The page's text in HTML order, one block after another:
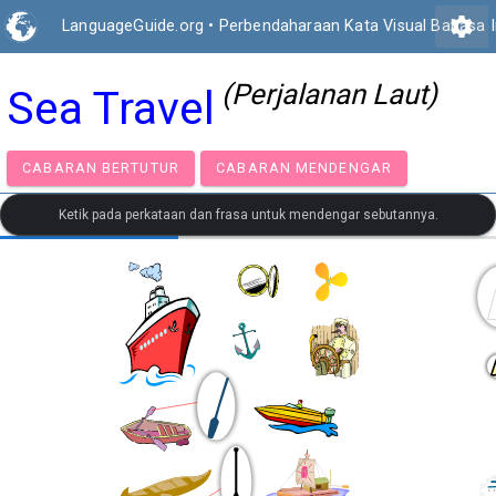
LanguageGuide.org • Perbendaharaan Kata Visual Bahasa
settings
Sea Travel (Perjalanan Laut)
CABARAN BERTUTUR CABARAN MENDENGAR
Ketik pada perkataan dan frasa untuk mendengar sebutannya.